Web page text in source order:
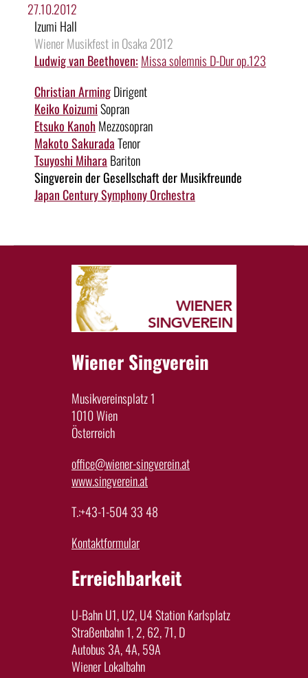
27.10.2012
Izumi Hall
Wiener Musikfest in Osaka 2012
Ludwig van Beethoven: Missa solemnis D-Dur op.123
Christian ArmingDirigent
Keiko KoizumiSopran
Etsuko KanohMezzosopran
Makoto SakuradaTenor
Tsuyoshi Mihara Bariton
Singverein der Gesellschaft der Musikfreunde
Japan Century Symphony Orchestra
Wiener Singverein
Musikvereinsplatz 1
1010 Wien
Österreich
office@wiener-singverein.at
www.singverein.at
T.:+43-1-504 33 48
Kontaktformular
Erreichbarkeit
U-Bahn U1, U2, U4 Station Karlsplatz
Straßenbahn 1, 2, 62, 71, D
Autobus 3A, 4A, 59A
Wiener Lokalbahn